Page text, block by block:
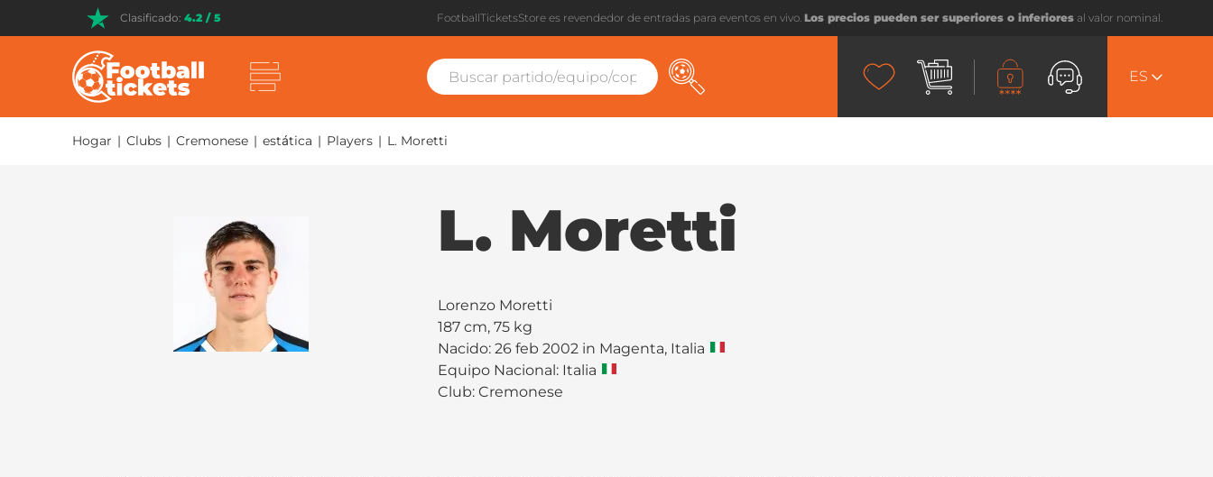
Clasificado: 4.2 / 5 FootballTicketsStore es revendedor de entradas para eventos en vivo. Los precios pueden ser superiores o inferiores al valor nominal.
ES
Hogar | Clubs | Cremonese | estática | Players | L. Moretti
L. Moretti
Lorenzo Moretti
187 cm, 75 kg
Nacido: 26 feb 2002 in Magenta, Italia
Equipo Nacional: Italia
Club:Cremonese